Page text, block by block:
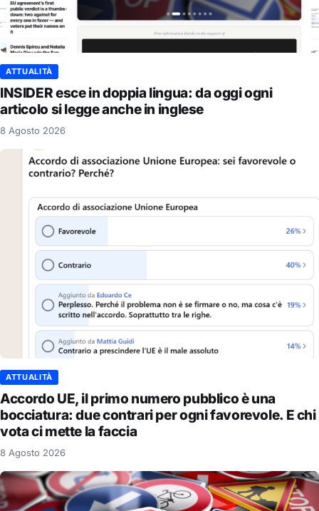
ATTUALITÀ
INSIDER esce in doppia lingua: da oggi ogni
articolo si legge anche in inglese
8 Agosto 2026
ATTUALITÀ
Accordo UE, il primo numero pubblico è una
bocciatura: due contrari per ogni favorevole. E chi
vota ci mette la faccia
8 Agosto 2026